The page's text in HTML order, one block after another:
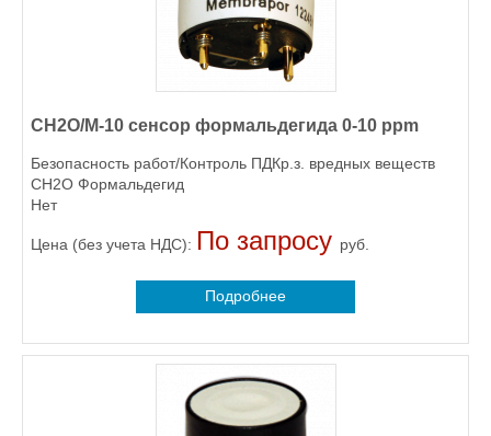
CH2O/M-10 сенсор формальдегида 0-10 ppm
Безопасность работ/Контроль ПДКр.з. вредных веществ
CH2O Формальдегид
Нет
Цена (без учета НДС): По запросу руб.
Подробнее